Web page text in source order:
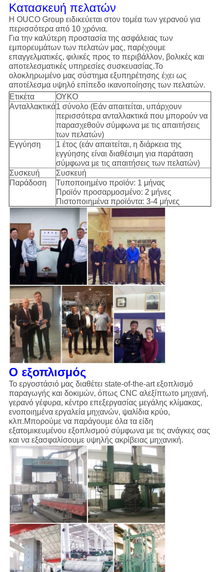
Κατασκευή πελατών
Η OUCO Group ειδικεύεται στον τομέα των γερανού για
περισσότερα από 10 χρόνια.
Για την καλύτερη προστασία της ασφάλειας των
εμπορευμάτων των πελατών μας, παρέχουμε
επαγγελματικές, φιλικές προς το περιβάλλον, βολικές και
αποτελεσματικές υπηρεσίες συσκευασίας.Το
ολοκληρωμένο μας σύστημα εξυπηρέτησης έχει ως
αποτέλεσμα υψηλό επίπεδο ικανοποίησης των πελατών.
Ετικέτα
ΟΥΚΟ
Ανταλλακτικά1 σύνολο (Εάν απαιτείται, υπάρχουν
περισσότερα ανταλλακτικά που μπορούν να
παρασχεθούν σύμφωνα με τις απαιτήσεις
των πελατών)
Εγγύηση
1 έτος (εάν απαιτείται, η διάρκεια της
εγγύησης είναι διαθέσιμη για παράταση
σύμφωνα με τις απαιτήσεις των πελατών)
Συσκευή
Συσκευή
Παράδοση
Τυποποιημένο προϊόν: 1 μήνας
Προϊόν προσαρμοσμένο: 2 μήνες
Πιστοποιημένα προϊόντα: 3-4 μήνες
Ο εξοπλισμός
Το εργοστάσιό μας διαθέτει state-of-the-art εξοπλισμό
παραγωγής και δοκιμών, όπως CNC αλεξίπτωτο μηχανή,
γερανό γέφυρα, κέντρο επεξεργασίας μεγάλης κλίμακας,
ενοποιημένα εργαλεία μηχανών, ψαλίδια κρύο,
κλπ.Μπορούμε να παράγουμε όλα τα είδη
εξατομικευμένου εξοπλισμού σύμφωνα με τις ανάγκες σας
και να εξασφαλίσουμε υψηλής ακρίβειας μηχανική.